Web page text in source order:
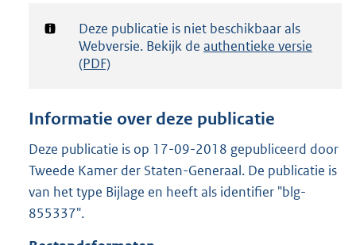
d
g
t
e
:
8
Notificatie:
Deze publicatie is niet beschikbaar als
Webversie. Bekijk de authentieke versie
(PDF)
Informatie over deze publicatie
Deze publicatie is op 17-09-2018 gepubliceerd door
Tweede Kamer der Staten-Generaal. De publicatie is
van het type Bijlage en heeft als identifier "blg-
855337".